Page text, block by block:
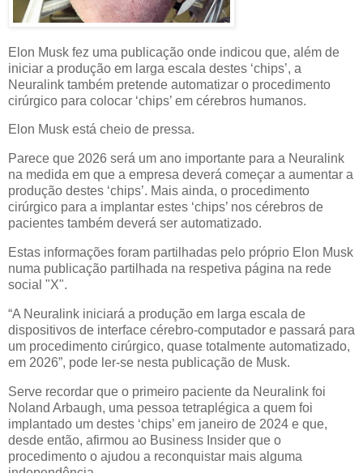
Elon Musk fez uma publicação onde indicou que, além de
iniciar a produção em larga escala destes ‘chips’, a
Neuralink também pretende automatizar o procedimento
cirúrgico para colocar ‘chips’ em cérebros humanos.
Elon Musk está cheio de pressa.
Parece que 2026 será um ano importante para a Neuralink
na medida em que a empresa deverá começar a aumentar a
produção destes ‘chips’. Mais ainda, o procedimento
cirúrgico para a implantar estes ‘chips’ nos cérebros de
pacientes também deverá ser automatizado.
Estas informações foram partilhadas pelo próprio Elon Musk
numa publicação partilhada na respetiva página na rede
social "X".
“A Neuralink iniciará a produção em larga escala de
dispositivos de interface cérebro-computador e passará para
um procedimento cirúrgico, quase totalmente automatizado,
em 2026”, pode ler-se nesta publicação de Musk.
Serve recordar que o primeiro paciente da Neuralink foi
Noland Arbaugh, uma pessoa tetraplégica a quem foi
implantado um destes ‘chips’ em janeiro de 2024 e que,
desde então, afirmou ao Business Insider que o
procedimento o ajudou a reconquistar mais alguma